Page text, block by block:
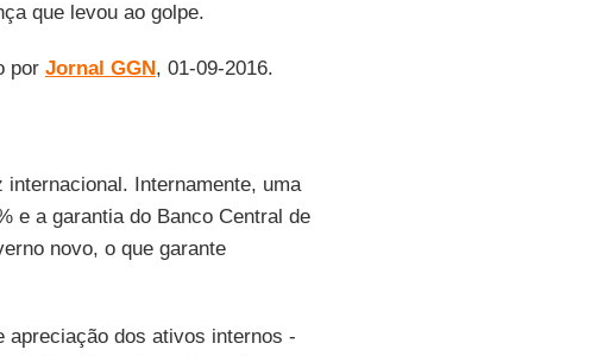
que levou ao golpe.
por Jornal GGN, 01-09-2016.
Internamente, uma
e a garantia do Banco Central de
novo, o que garante
apreciação dos ativos internos -